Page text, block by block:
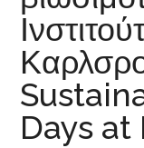
Days at